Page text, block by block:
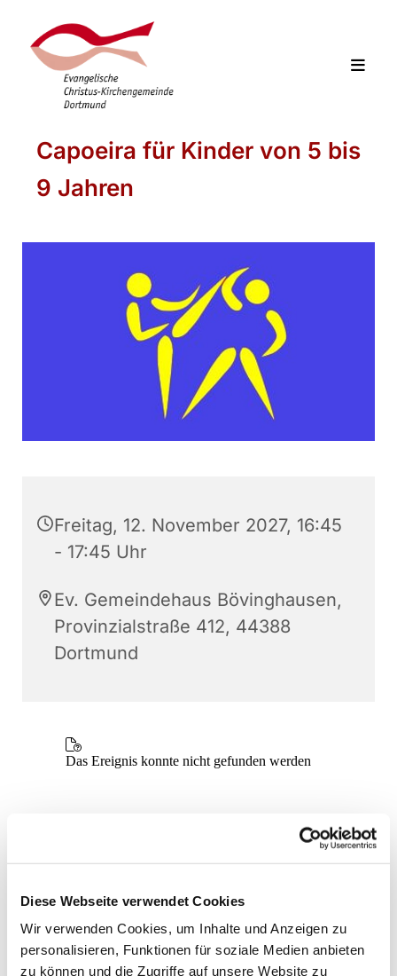
Diese Webseite verwendet Cookies
Wir verwenden Cookies, um Inhalte und Anzeigen zu
personalisieren, Funktionen für soziale Medien anbieten
zu können und die Zugriffe auf unsere Website zu
Capoeira für Kinder von 5 bis
9 Jahren
Freitag, 12. November 2027, 16:45
- 17:45 Uhr
Ev. Gemeindehaus Bövinghausen,
Provinzialstraße 412, 44388
Dortmund